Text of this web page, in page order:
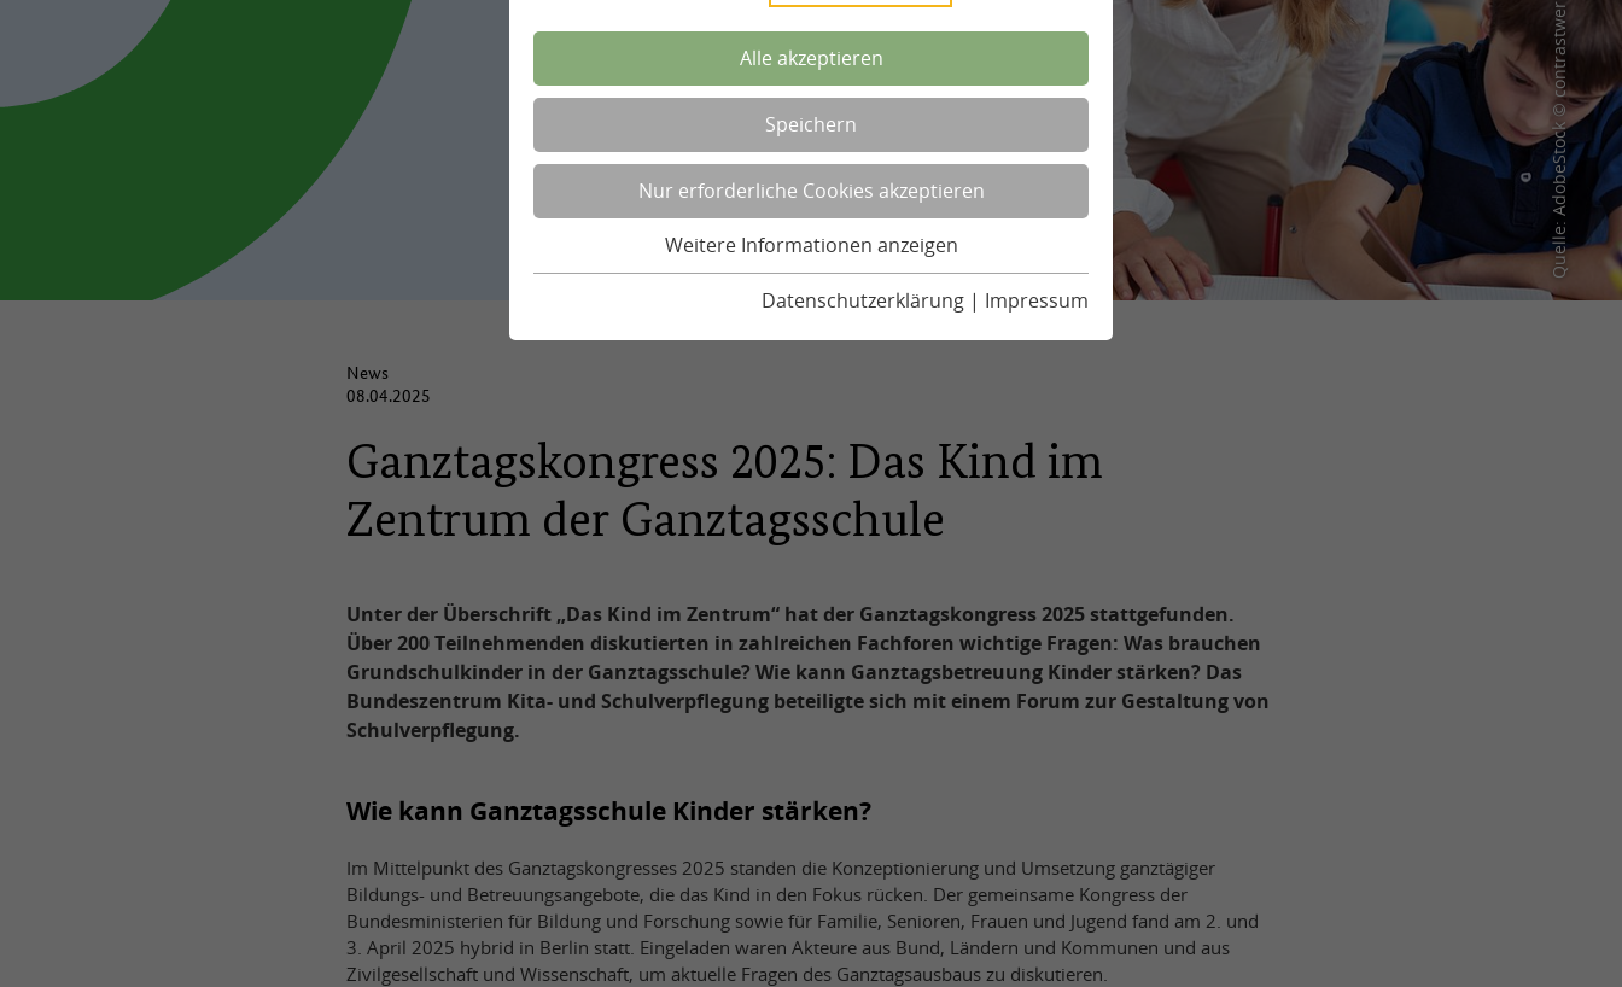
Alle akzeptieren
Speichern
Nur erforderliche Cookies akzeptieren
Weitere Informationen anzeigen
Datenschutzerklärung | Impressum
Quelle: AdobeStock © contrastwerkstatt
News
08.04.2025
Ganztagskongress 2025: Das Kind im
Zentrum der Ganztagsschule
Unter der Überschrift „Das Kind im Zentrum“ hat der Ganztagskongress 2025 stattgefunden.
Über 200 Teilnehmenden diskutierten in zahlreichen Fachforen wichtige Fragen: Was brauchen
Grundschulkinder in der Ganztagsschule? Wie kann Ganztagsbetreuung Kinder stärken? Das
Bundeszentrum Kita- und Schulverpflegung beteiligte sich mit einem Forum zur Gestaltung von
Schulverpflegung.
Wie kann Ganztagsschule Kinder stärken?
Im Mittelpunkt des Ganztagskongresses 2025 standen die Konzeptionierung und Umsetzung ganztägiger
Bildungs- und Betreuungsangebote, die das Kind in den Fokus rücken. Der gemeinsame Kongress der
Bundesministerien für Bildung und Forschung sowie für Familie, Senioren, Frauen und Jugend fand am 2. und
3. April 2025 hybrid in Berlin statt. Eingeladen waren Akteure aus Bund, Ländern und Kommunen und aus
Zivilgesellschaft und Wissenschaft, um aktuelle Fragen des Ganztagsausbaus zu diskutieren.